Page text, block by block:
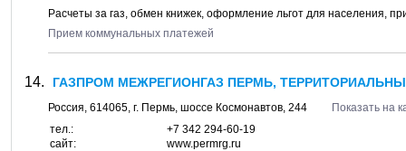
Расчеты за газ, обмен книжек, оформление льгот для населения,
Прием коммунальных платежей
ГАЗПРОМ МЕЖРЕГИОНГАЗ ПЕРМЬ,
Россия, 614065, г. Пермь, шоссе Космонавтов, 244
Показать на
тел.:
+7 342 294-60-19
сайт:
www.permrg.ru